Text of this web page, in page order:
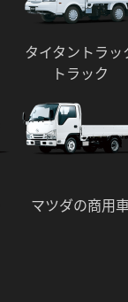
タイタントラッ
トラック
マツダの商用